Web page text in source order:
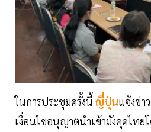
ในการประชุมครั้งนี้ ญี่ปุ่นแจ้งข่า
เงื่อนไขอนุญาตนำเข้ามังคุดไทย